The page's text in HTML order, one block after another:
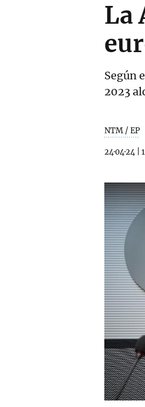
La
Según
2023
NTM / EP
24·04·24